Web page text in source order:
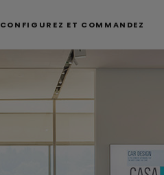
CONFIGUREZ ET COMMANDEZ